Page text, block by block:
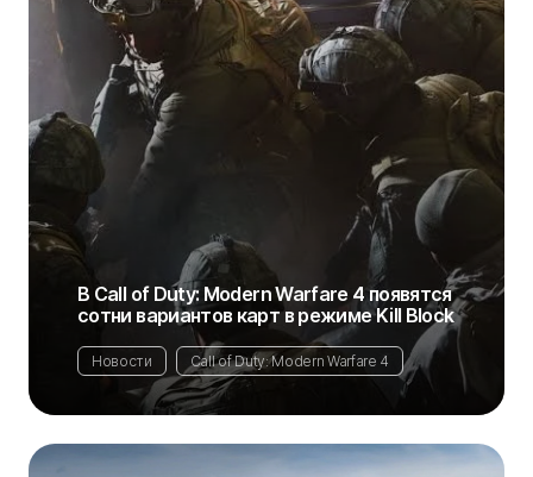
В Call of Duty: Modern Warfare 4 появятся
сотни вариантов карт в режиме Kill Block
Новости Call of Duty: Modern Warfare 4